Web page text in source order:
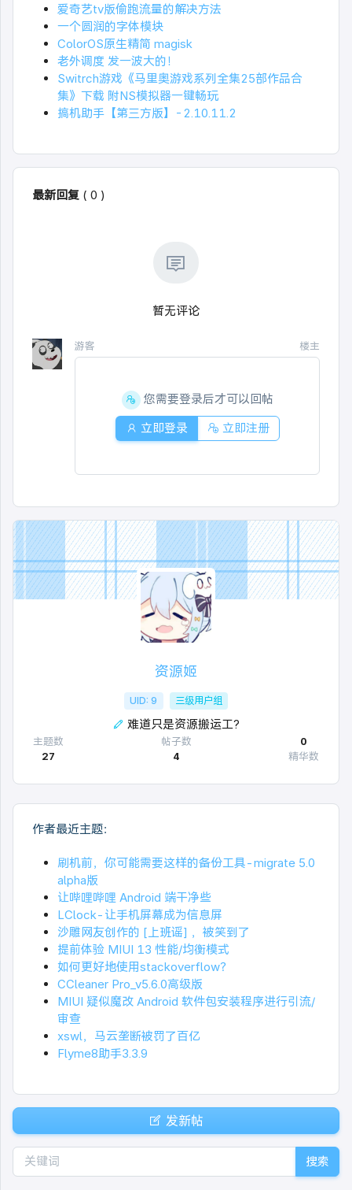
爱奇艺tv版偷跑流量的解决方法
一个圆润的字体模块
ColorOS原生精简 magisk
老外调度 发一波大的！
Switrch游戏《马里奥游戏系列全集25部作品合
集》下载 附NS模拟器一键畅玩
搞机助手【第三方版】-2.10.11.2
最新回复 ( 0 )
暂无评论
游客 楼主
您需要登录后才可以回帖
立即登录
立即注册
资源姬
UID: 9 三级用户组
难道只是资源搬运工?
主题数
27
帖子数
4
0
精华数
作者最近主题：
刷机前，你可能需要这样的备份工具-migrate 5.0
alpha版
让哔哩哔哩 Android 端干净些
LClock-让手机屏幕成为信息屏
沙雕网友创作的 [上班谣] ，被笑到了
提前体验 MIUI 13 性能/均衡模式
如何更好地使用stackoverflow？
CCleaner Pro_v5.6.0高级版
MIUI 疑似魔改 Android 软件包安装程序进行引流/
审查
xswl，马云垄断被罚了百亿
Flyme8助手3.3.9
发新帖
搜索